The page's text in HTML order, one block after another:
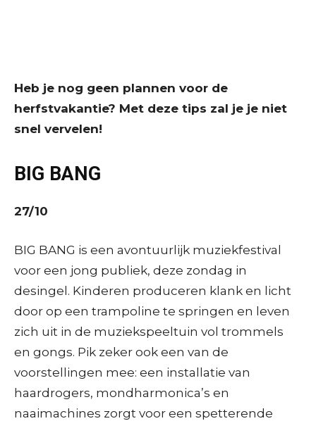
Heb je nog geen plannen voor de
herfstvakantie? Met deze tips zal je je niet
snel vervelen!
BIG BANG
27/10
BIG BANG is een avontuurlijk muziekfestival
voor een jong publiek, deze zondag in
desingel. Kinderen produceren klank en licht
door op een trampoline te springen en leven
zich uit in de muziekspeeltuin vol trommels
en gongs. Pik zeker ook een van de
voorstellingen mee: een installatie van
haardrogers, mondharmonica’s en
naaimachines zorgt voor een spetterende